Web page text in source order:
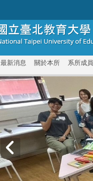
最新消息 關於本所 系所成員